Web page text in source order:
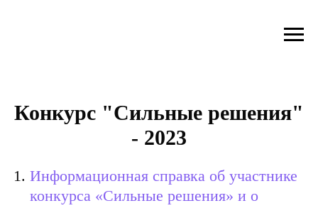
Конкурс "Сильные решения"
- 2023
Информационная справка об участнике
конкурса «Сильные решения» и о